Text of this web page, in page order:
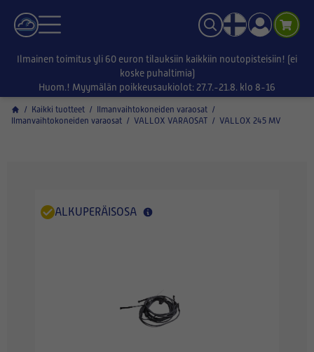
Ilmainen toimitus yli 60 euron tilauksiin kaikkiin noutopisteisiin! (ei
koske puhaltimia)
Huom.! Myymälän poikkeusaukiolot: 27.7.-21.8. klo 8-16
/ Kaikki tuotteet / Ilmanvaihtokoneiden varaosat /
Ilmanvaihtokoneiden varaosat / VALLOX VARAOSAT / VALLOX 245 MV
ALKUPERÄISOSA